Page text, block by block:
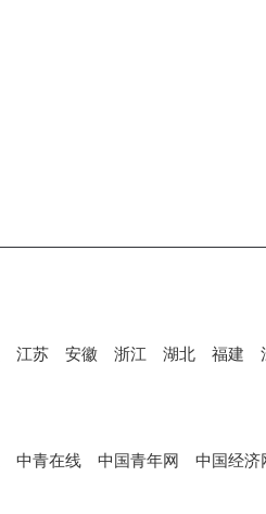
江苏 安徽 浙江 湖北 福建
中青在线 中国青年网 中国经济